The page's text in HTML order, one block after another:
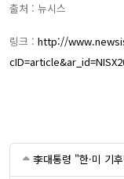
출처 : 뉴시스
링크 : http://
李대통령 "한·미 기